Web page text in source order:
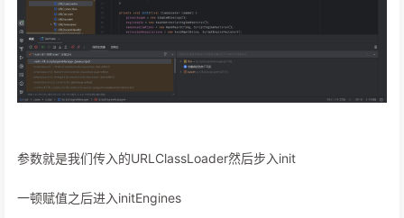
参数就是我们传入的URLClassLoader然后步入init
一顿赋值之后进入initEngines